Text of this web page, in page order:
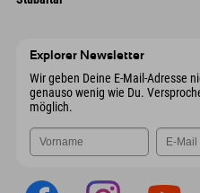
Explorer Newsletter
Wir geben Deine E-Mail-Adresse
genauso wenig wie Du.
möglich.